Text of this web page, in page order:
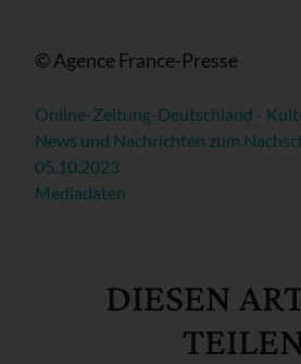
© Agence France-Presse
Online-Zeitung-Deutschland -
News und Nachrichten zum
05.10.2023
Mediadaten
DIESEN